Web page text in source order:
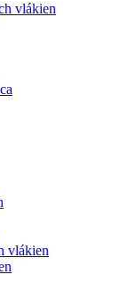
vlákien
vlákien